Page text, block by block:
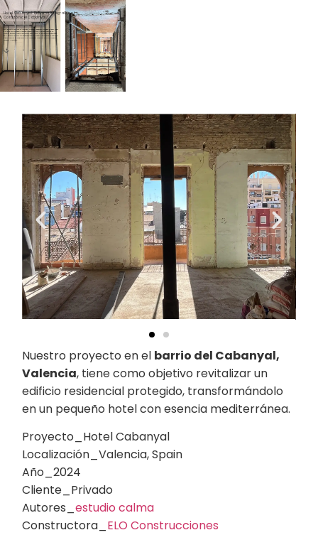
Hotel Cabanyal: Reforma Integral en el
Corazón del Cabanyal
Este proyecto, centrado en revitalizar un edificio residencial protegido, ha dado lugar
a un hotel que combina la esencia mediterránea con la preservación de su
carácter histórico. Nuestra intervención busca honrar el patrimonio arquitectónico
del Cabanyal, un barrio con identidad propia, devolviendo a este edificio su esplendor
original mientras lo adaptamos a las necesidades modernas de un alojamiento
acogedor y auténtico.
Nuestro proyecto en el barrio del Cabanyal,
Valencia, tiene como objetivo revitalizar un
edificio residencial protegido, transformándolo
en un pequeño hotel con esencia mediterránea.
Proyecto_Hotel Cabanyal
Localización_Valencia, Spain
Año_2024
Cliente_Privado
Autores_estudio calma
Constructora_ ELO Construcciones